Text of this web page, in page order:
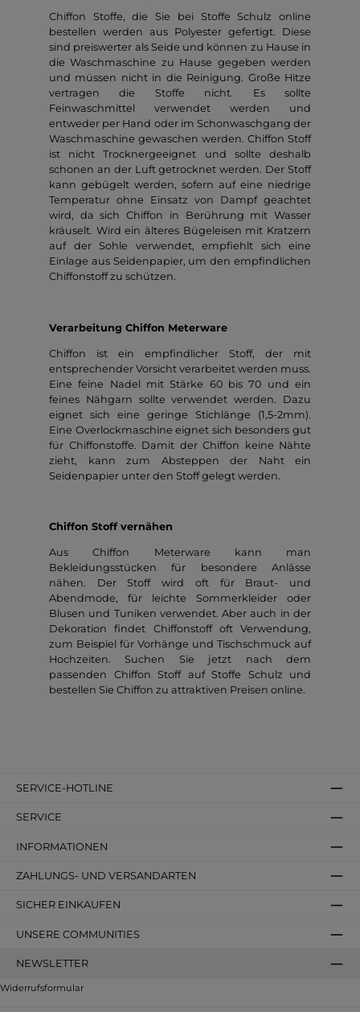
Chiffon Stoffe, die Sie bei Stoffe Schulz online
bestellen werden aus Polyester gefertigt. Diese
sind preiswerter als Seide und können zu Hause in
die Waschmaschine zu Hause gegeben werden
und müssen nicht in die Reinigung. Große Hitze
vertragen die Stoffe nicht. Es sollte
Feinwaschmittel verwendet werden und
entweder per Hand oder im Schonwaschgang der
Waschmaschine gewaschen werden. Chiffon Stoff
ist nicht Trocknergeeignet und sollte deshalb
schonen an der Luft getrocknet werden. Der Stoff
kann gebügelt werden, sofern auf eine niedrige
Temperatur ohne Einsatz von Dampf geachtet
wird, da sich Chiffon in Berührung mit Wasser
kräuselt. Wird ein älteres Bügeleisen mit Kratzern
auf der Sohle verwendet, empfiehlt sich eine
Einlage aus Seidenpapier, um den empfindlichen
Chiffonstoff zu schützen.
Verarbeitung Chiffon Meterware
Chiffon ist ein empfindlicher Stoff, der mit
entsprechender Vorsicht verarbeitet werden muss.
Eine feine Nadel mit Stärke 60 bis 70 und ein
feines Nähgarn sollte verwendet werden. Dazu
eignet sich eine geringe Stichlänge (1,5-2mm).
Eine Overlockmaschine eignet sich besonders gut
für Chiffonstoffe. Damit der Chiffon keine Nähte
zieht, kann zum Absteppen der Naht ein
Seidenpapier unter den Stoff gelegt werden.
Chiffon Stoff vernähen
Aus Chiffon Meterware kann man
Bekleidungsstücken für besondere Anlässe
nähen. Der Stoff wird oft für Braut- und
Abendmode, für leichte Sommerkleider oder
Blusen und Tuniken verwendet. Aber auch in der
Dekoration findet Chiffonstoff oft Verwendung,
zum Beispiel für Vorhänge und Tischschmuck auf
Hochzeiten. Suchen Sie jetzt nach dem
passenden Chiffon Stoff auf Stoffe Schulz und
bestellen Sie Chiffon zu attraktiven Preisen online.
SERVICE-HOTLINE
SERVICE
INFORMATIONEN
ZAHLUNGS- UND VERSANDARTEN
SICHER EINKAUFEN
UNSERE COMMUNITIES
NEWSLETTER
Widerrufsformular